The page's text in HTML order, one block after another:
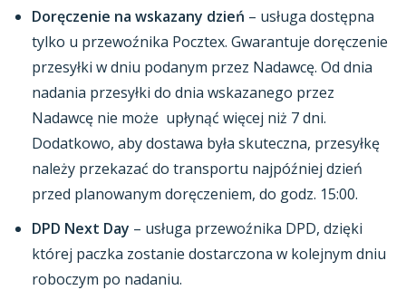
Doręczenie na wskazany dzień – usługa dostępna
tylko u przewoźnika Pocztex. Gwarantuje doręczenie
przesyłki w dniu podanym przez Nadawcę. Od dnia
nadania przesyłki do dnia wskazanego przez
Nadawcę nie może upłynąć więcej niż 7 dni.
Dodatkowo, aby dostawa była skuteczna, przesyłkę
należy przekazać do transportu najpóźniej dzień
przed planowanym doręczeniem, do godz. 15:00.
DPD Next Day – usługa przewoźnika DPD, dzięki
której paczka zostanie dostarczona w kolejnym dniu
roboczym po nadaniu.